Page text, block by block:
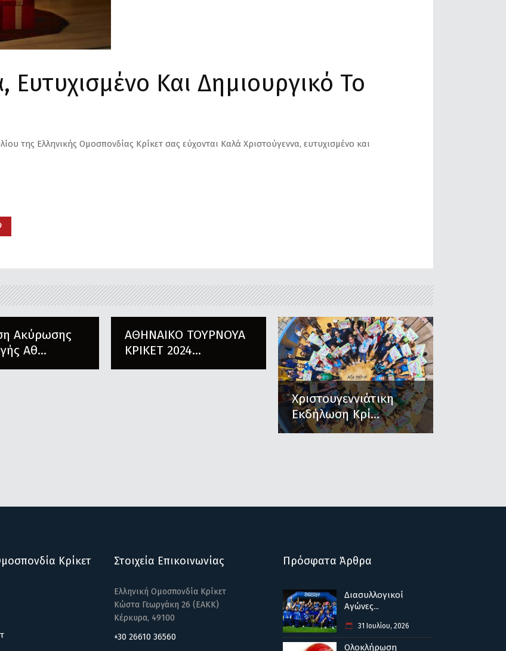
Ευτυχισμένο Και Δημιουργικό Το
της Ελληνικής Ομοσπονδίας Κρίκετ σας εύχονται Καλά Χριστούγεννα, ευτυχισμένο και
Ακύρωσης
Αθ...
ΑΘΗΝΑΙΚΟ ΤΟΥΡΝΟΥΑ
ΚΡΙΚΕΤ 2024...
Χριστουγεννιάτικη
Εκδήλωση Κρί...
Κρίκετ Στοιχεία Επικοινωνίας
Ελληνική Ομοσπονδία Κρίκετ
Κώστα Γεωργάκη 26 (ΕΑΚΚ)
Κέρκυρα, 49100
+30 26610 36560
Πρόσφατα Άρθρα
Διασυλλογικοί
Αγώνες...
31 Ιουλίου, 2026
Ολοκλήρωση